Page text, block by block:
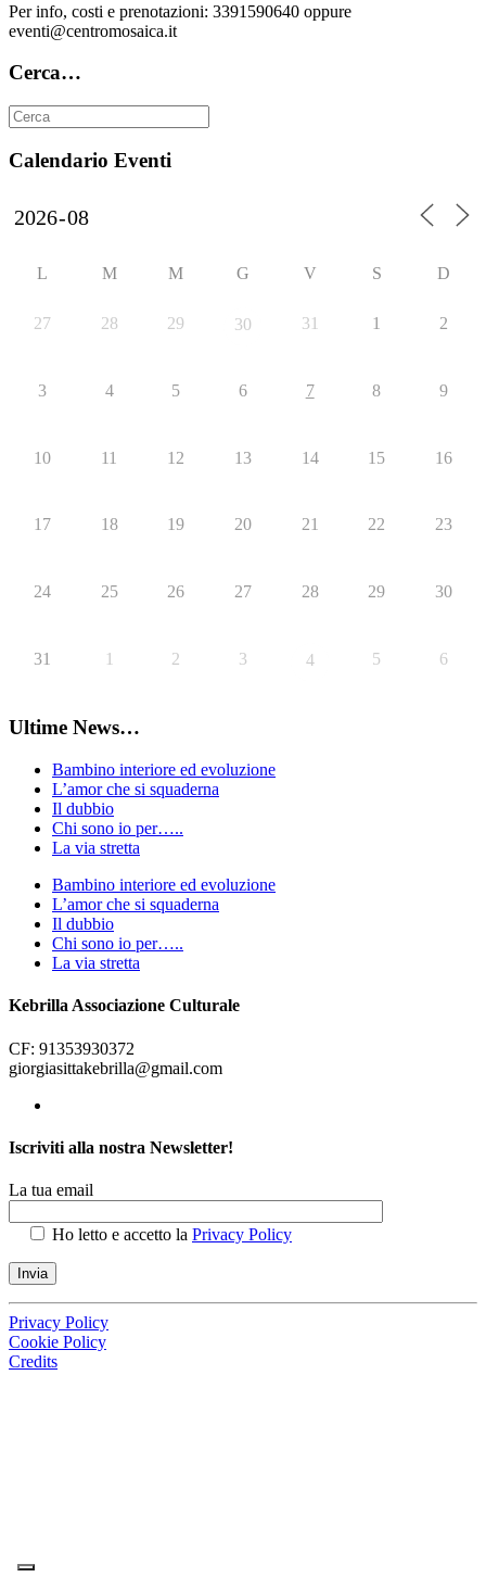
Per info, costi e prenotazioni: 3391590640 oppure
eventi@centromosaica.it
Cerca…
Calendario Eventi
L M M G V S D
27 28 29 30 31 1 2
3 4 5 6 7 8 9
10 11 12 13 14 15 16
17 18 19 20 21 22 23
24 25 26 27 28 29 30
31 1 2 3 4 5 6
Ultime News…
Bambino interiore ed evoluzione
L’amor che si squaderna
Il dubbio
Chi sono io per…..
La via stretta
Bambino interiore ed evoluzione
L’amor che si squaderna
Il dubbio
Chi sono io per…..
La via stretta
Kebrilla Associazione Culturale
CF: 91353930372
giorgiasittakebrilla@gmail.com
Iscriviti alla nostra Newsletter!
La tua email
Ho letto e accetto la Privacy Policy
Privacy Policy
Cookie Policy
Credits